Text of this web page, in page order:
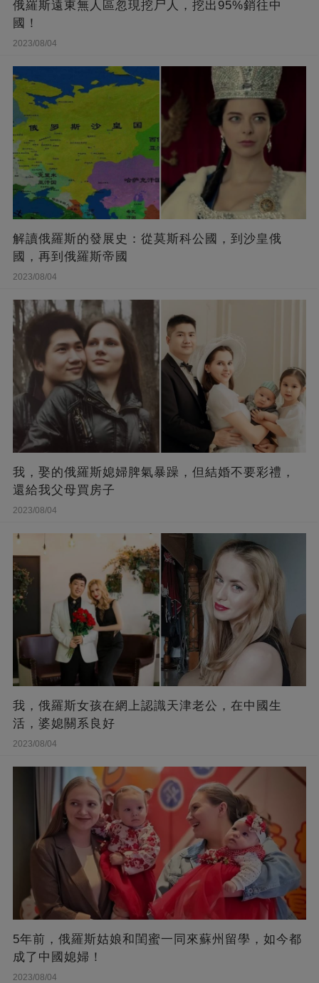
俄羅斯遠東無人區忽現挖尸人，挖出95%銷往中
國！
2023/08/04
解讀俄羅斯的發展史：從莫斯科公國，到沙皇俄
國，再到俄羅斯帝國
2023/08/04
我，娶的俄羅斯媳婦脾氣暴躁，但結婚不要彩禮，
還給我父母買房子
2023/08/04
我，俄羅斯女孩在網上認識天津老公，在中國生
活，婆媳關系良好
2023/08/04
5年前，俄羅斯姑娘和閨蜜一同來蘇州留學，如今都
成了中國媳婦！
2023/08/04